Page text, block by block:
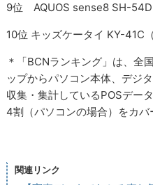
9位 AQUOS sense8 SH-54D
10位 キッズケータイ KY-41C
＊「BCNランキング」は、全
ップからパソコン本体、デジ
収集・集計しているPOSデー
4割（パソコンの場合）をカバ
関連リンク